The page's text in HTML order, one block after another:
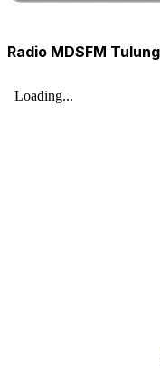
Radio MDSFM